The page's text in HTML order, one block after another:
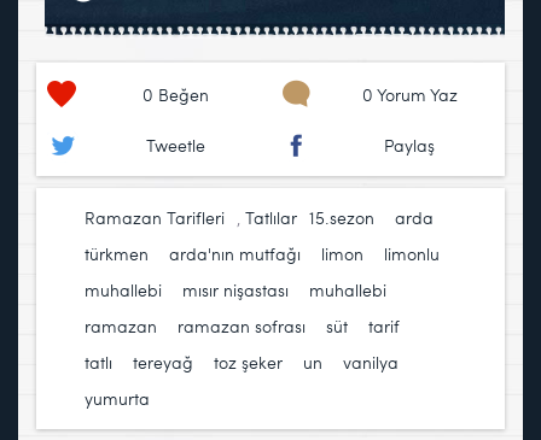
0 Beğen 0 Yorum Yaz
Tweetle Paylaş
Ramazan Tarifleri Tatlılar 15.sezon
arda
türkmen
arda'nın mutfağı limon
limonlu
muhallebi
mısır nişastası muhallebi
ramazan
ramazan sofrası süt tarif
tatlı
tereyağ toz şeker un vanilya
yumurta